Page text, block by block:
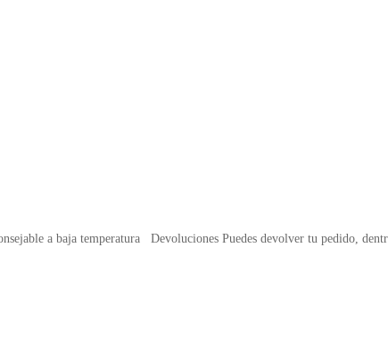
a baja temperatura Devoluciones Puedes devolver tu pedido,